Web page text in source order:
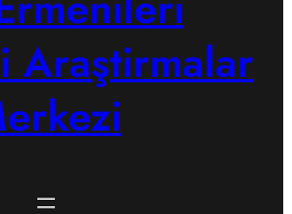
Araştirmalar